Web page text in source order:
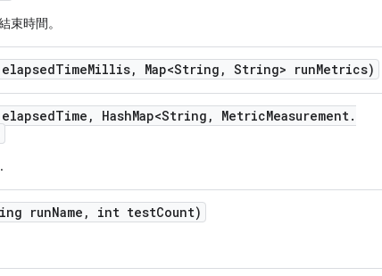
束時間。
TimeMillis, Map<String , String> runMetrics)
Time , HashMap<String , MetricMeasurement.
runName , int testCount)